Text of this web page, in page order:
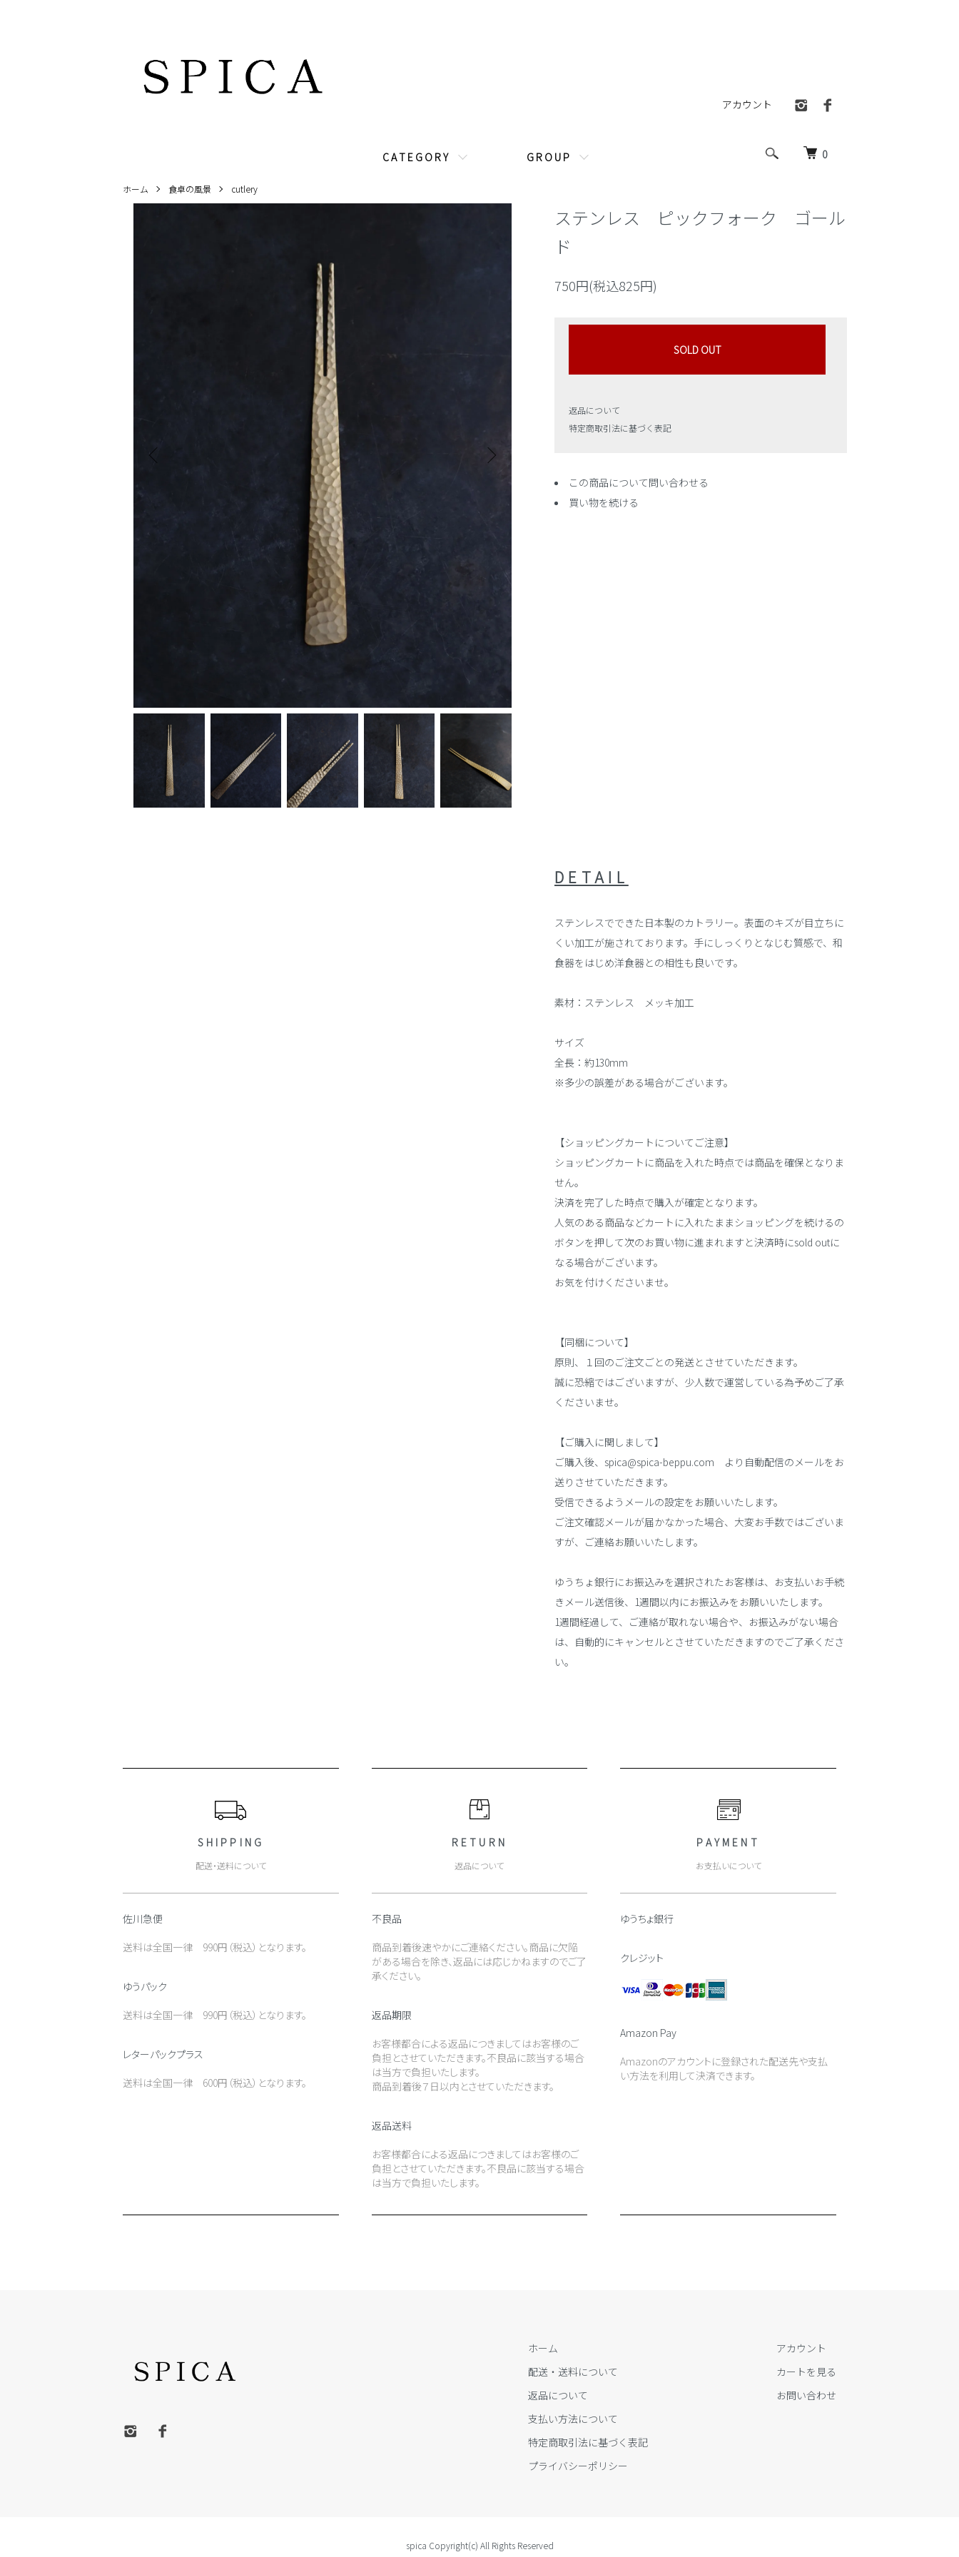
0
C A T E G O R Y G R O U P
アカウント
ホーム 食卓の風景 cutlery
ステンレス ピックフォーク ゴール
ド
750円(税込825円)
SOLD OUT
返品について
特定商取引法に基づく表記
この商品について問い合わせる
買い物を続ける
DETAIL
ステンレスでできた日本製のカトラリー。表面のキズが目立ちに
くい加工が施されております。手にしっくりとなじむ質感で、和
食器をはじめ洋食器との相性も良いです。
素材：ステンレス メッキ加工
サイズ
全長：約130mm
※多少の誤差がある場合がございます。
【ショッピングカートについてご注意】
ショッピングカートに商品を入れた時点では商品を確保となりま
せん。
決済を完了した時点で購入が確定となります。
人気のある商品などカートに入れたままショッピングを続けるの
ボタンを押して次のお買い物に進まれますと決済時にsold outに
なる場合がございます。
お気を付けくださいませ。
【同梱について】
原則、１回のご注文ごとの発送とさせていただきます。
誠に恐縮ではございますが、少人数で運営している為予めご了承
くださいませ。
【ご購入に関しまして】
ご購入後、spica@spica-beppu.com より自動配信のメールをお
送りさせていただきます。
受信できるようメールの設定をお願いいたします。
ご注文確認メールが届かなかった場合、大変お手数ではございま
すが、ご連絡お願いいたします。
ゆうちょ銀行にお振込みを選択されたお客様は、お支払いお手続
きメール送信後、1週間以内にお振込みをお願いいたします。
1週間経過して、ご連絡が取れない場合や、お振込みがない場合
は、自動的にキャンセルとさせていただきますのでご了承くださ
い。
SHIPPING
配送・送料について
佐川急便
送料は全国一律 990円（税込）となります。
ゆうパック
送料は全国一律 990円（税込）となります。
レターパックプラス
送料は全国一律 600円（税込）となります。
RETURN
返品について
不良品
商品到着後速やかにご連絡ください。商品に欠陥
がある場合を除き、返品には応じかねますのでご了
承ください。
返品期限
お客様都合による返品につきましてはお客様のご
負担とさせていただきます。不良品に該当する場合
は当方で負担いたします。
商品到着後７日以内とさせていただきます。
返品送料
お客様都合による返品につきましてはお客様のご
負担とさせていただきます。不良品に該当する場合
は当方で負担いたします。
PAYMENT
お支払いについて
ゆうちょ銀行
クレジット
Amazon Pay
Amazonのアカウントに登録された配送先や支払
い方法を利用して決済できます。
ホーム
配送・送料について
返品について
支払い方法について
特定商取引法に基づく表記
プライバシーポリシー
アカウント
カートを見る
お問い合わせ
spica Copyright(c) All Rights Reserved